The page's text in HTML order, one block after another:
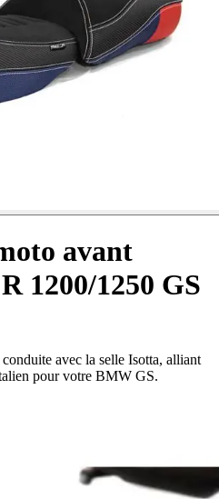
avant
1200/1250 GS
avec la selle Isotta, alliant
pour votre BMW GS.